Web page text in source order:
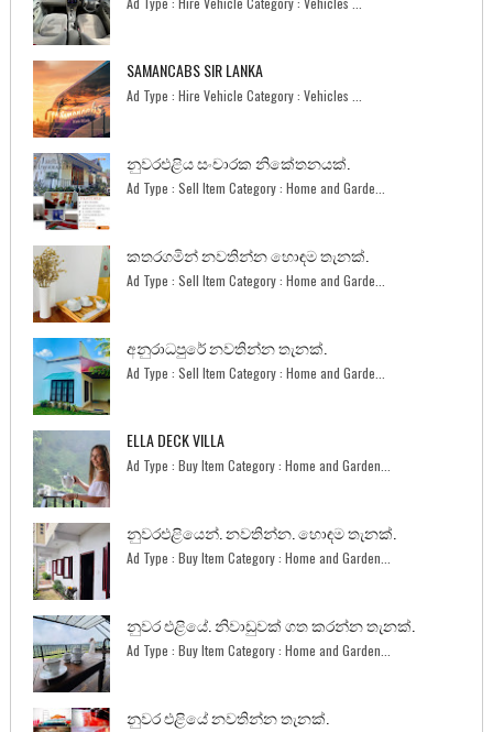
SAMANCABS SIR LANKA
Ad Type : Hire Vehicle Category : Vehicles ...
නුවරඑළිය සංචාරක නිකේතනයක්.
Ad Type : Sell Item Category : Home and Garde...
කතරගමින් නවතින්න හොඳම තැනක්.
Ad Type : Sell Item Category : Home and Garde...
අනුරාධපුරේ නවතින්න තැනක්.
Ad Type : Sell Item Category : Home and Garde...
ELLA DECK VILLA
Ad Type : Buy Item Category : Home and Garden...
නුවරඑළියෙන්. නවතින්න. හොඳම තැනක්.
Ad Type : Buy Item Category : Home and Garden...
නුවර එළියේ. නිවාඩුවක් ගත කරන්න තැනක්.
Ad Type : Buy Item Category : Home and Garden...
නුවර එළියේ නවතින්න තැනක්.